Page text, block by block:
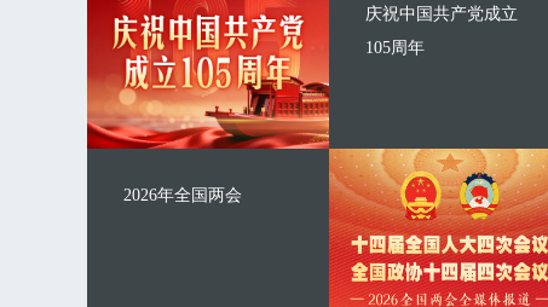
庆祝中国共产党成立
105周年
2026年全国两会